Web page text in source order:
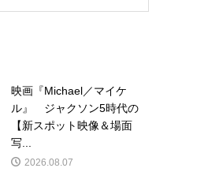
映画『Michael／マイケ
ル』 ジャクソン5時代の
【新スポット映像＆場面
写...
2026.08.07